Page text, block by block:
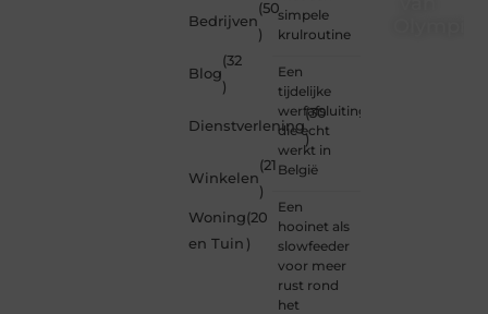
Bedrijven
(50
)
Blog
(32
)
Dienstverlening
(30
)
Winkelen
(21
)
Woning
en Tuin
(20
)
simpele
krulroutine
Een
tijdelijke
werfafsluiting
die echt
werkt in
België
Een
hooinet als
slowfeeder
voor meer
rust rond
het